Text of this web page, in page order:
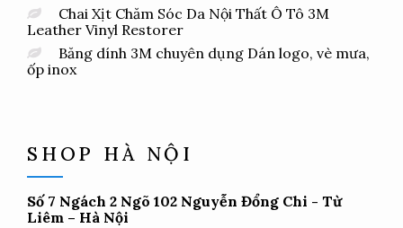
Chai Xịt Chăm Sóc Da Nội Thất Ô Tô 3M
Leather Vinyl Restorer
Băng dính 3M chuyên dụng Dán logo, vè mưa,
ốp inox
SHOP HÀ NỘI
Số 7 Ngách 2 Ngõ 102 Nguyễn Đổng Chi - Từ
Liêm – Hà Nội